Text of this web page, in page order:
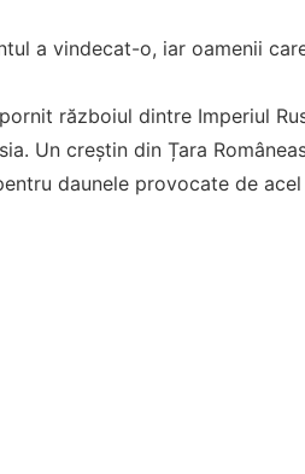
a vindecat-o, iar oamenii
războiul dintre Imperiul
Un creștin din Țara
daunele provocate de